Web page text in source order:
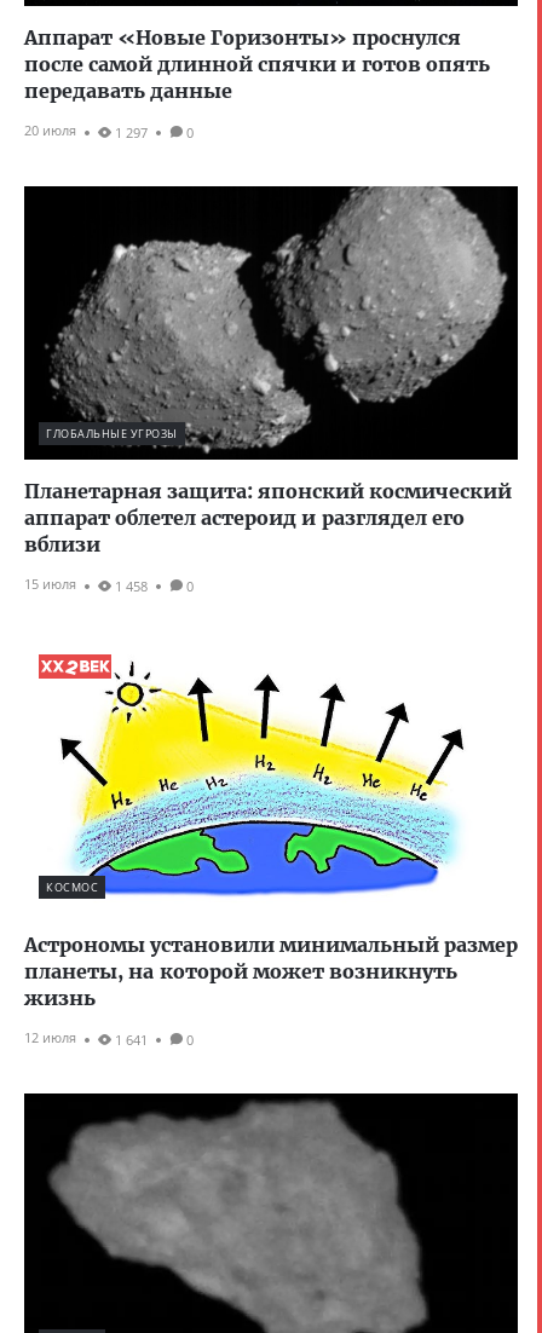
Аппарат «Новые Горизонты» проснулся
после самой длинной спячки и готов опять
передавать данные
20 июля 1 297 0
ГЛОБАЛЬНЫЕ УГРОЗЫ
Планетарная защита: японский космический
аппарат облетел астероид и разглядел его
вблизи
15 июля 1 458 0
КОСМОС
Астрономы установили минимальный размер
планеты, на которой может возникнуть
жизнь
12 июля 1 641 0